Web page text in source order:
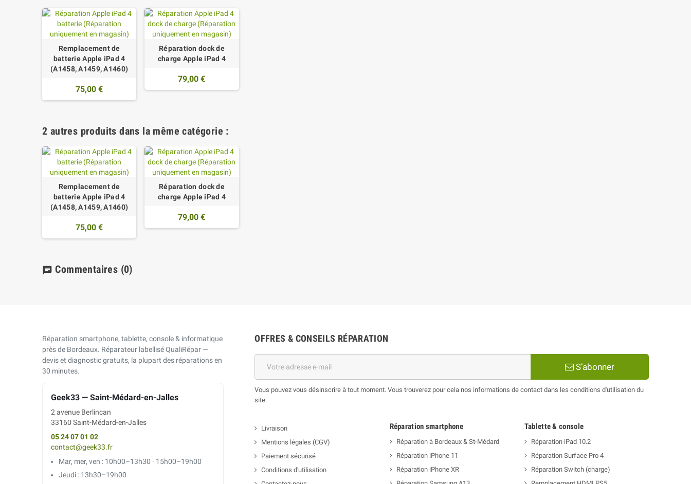
Remplacement de
batterie Apple iPad 4
(A1458, A1459, A1460)
75,00 €
Réparation dock de
charge Apple iPad 4
79,00 €
2 autres produits dans la même catégorie :
Remplacement de
batterie Apple iPad 4
(A1458, A1459, A1460)
75,00 €
Réparation dock de
charge Apple iPad 4
79,00 €
chat Commentaires (0)
Réparation smartphone, tablette, console & informatique
près de Bordeaux. Réparateur labellisé QualiRépar —
devis et diagnostic gratuits, la plupart des réparations en
30 minutes.
Geek33 — Saint-Médard-en-Jalles
2 avenue Berlincan
33160 Saint-Médard-en-Jalles
05 24 07 01 02
contact@geek33.fr
Mar, mer, ven : 10h00–13h30 · 15h00–19h00
Jeudi : 13h30–19h00
OFFRES & CONSEILS RÉPARATION
S’abonner
Vous pouvez vous désinscrire à tout moment. Vous trouverez pour cela nos informations de contact dans les conditions d'utilisation du
site.
Livraison
Mentions légales (CGV)
Paiement sécurisé
Conditions d'utilisation
Réparation smartphone
Réparation à Bordeaux & St-Médard
Réparation iPhone 11
Réparation iPhone XR
Tablette & console
Réparation iPad 10.2
Réparation Surface Pro 4
Réparation Switch (charge)